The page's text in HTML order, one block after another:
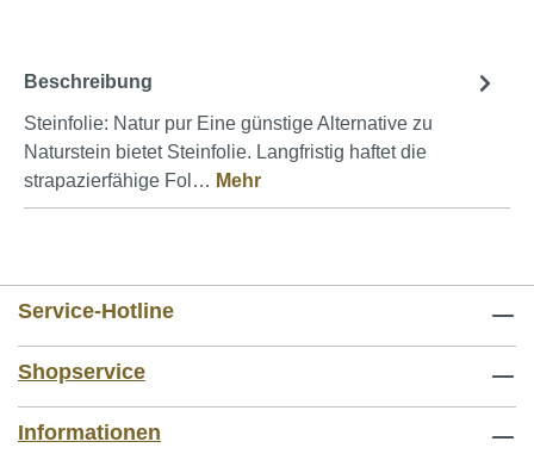
Beschreibung
Steinfolie: Natur pur Eine günstige Alternative zu
Naturstein bietet Steinfolie. Langfristig haftet die
strapazierfähige Fol… Mehr
Service-Hotline
Shopservice
Informationen